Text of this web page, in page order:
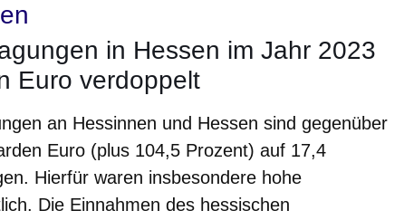
in Hessen im Jahr 2023
Euro verdoppelt
an Hessinnen und Hessen sind gegenüber
Euro (plus 104,5 Prozent) auf 17,4
Hierfür waren insbesondere hohe
Die Einnahmen des hessischen